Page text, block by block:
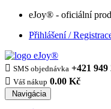
eJoy® - oficiální
Přihlášení /
 SMS objednávka +421 949
 Váš nákup 0.00 Kč
Navigácia